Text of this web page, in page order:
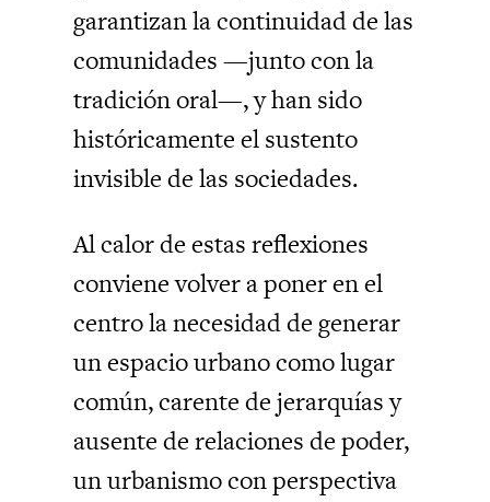
garantizan la continuidad de las
comunidades —junto con la
tradición oral—, y han sido
históricamente el sustento
invisible de las sociedades.
Al calor de estas reflexiones
conviene volver a poner en el
centro la necesidad de generar
un espacio urbano como lugar
común, carente de jerarquías y
ausente de relaciones de poder,
un urbanismo con perspectiva